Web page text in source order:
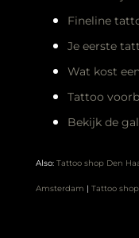
Fineline
Je eerste
Wat kost
Tattoo
Bekijk de
Also: Tattoo shop Den
Amsterdam | Tattoo